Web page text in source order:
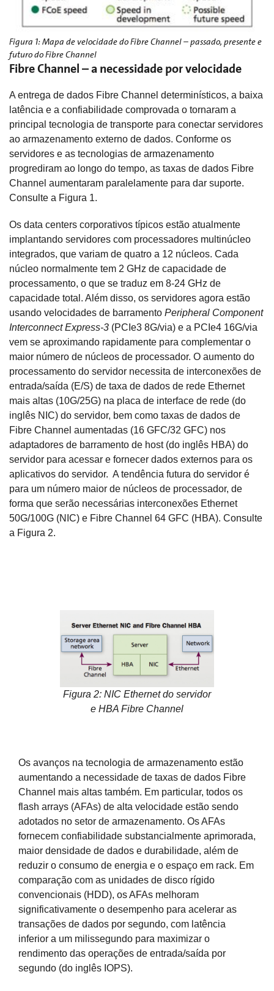
Figura 1: Mapa de velocidade do Fibre Channel – passado, presente e
futuro do Fibre Channel
Fibre Channel – a necessidade por velocidade
A entrega de dados Fibre Channel determinísticos, a baixa
latência e a confiabilidade comprovada o tornaram a
principal tecnologia de transporte para conectar servidores
ao armazenamento externo de dados. Conforme os
servidores e as tecnologias de armazenamento
progrediram ao longo do tempo, as taxas de dados Fibre
Channel aumentaram paralelamente para dar suporte.
Consulte a Figura 1.
Os data centers corporativos típicos estão atualmente
implantando servidores com processadores multinúcleo
integrados, que variam de quatro a 12 núcleos. Cada
núcleo normalmente tem 2 GHz de capacidade de
processamento, o que se traduz em 8-24 GHz de
capacidade total. Além disso, os servidores agora estão
usando velocidades de barramento Peripheral Component
Interconnect Express-3 (PCIe3 8G/via) e a PCIe4 16G/via
vem se aproximando rapidamente para complementar o
maior número de núcleos de processador. O aumento do
processamento do servidor necessita de interconexões de
entrada/saída (E/S) de taxa de dados de rede Ethernet
mais altas (10G/25G) na placa de interface de rede (do
inglês NIC) do servidor, bem como taxas de dados de
Fibre Channel aumentadas (16 GFC/32 GFC) nos
adaptadores de barramento de host (do inglês HBA) do
servidor para acessar e fornecer dados externos para os
aplicativos do servidor. A tendência futura do servidor é
para um número maior de núcleos de processador, de
forma que serão necessárias interconexões Ethernet
50G/100G (NIC) e Fibre Channel 64 GFC (HBA). Consulte
a Figura 2.
Figura 2: NIC Ethernet do servidor
e HBA Fibre Channel
Os avanços na tecnologia de armazenamento estão
aumentando a necessidade de taxas de dados Fibre
Channel mais altas também. Em particular, todos os
flash arrays (AFAs) de alta velocidade estão sendo
adotados no setor de armazenamento. Os AFAs
fornecem confiabilidade substancialmente aprimorada,
maior densidade de dados e durabilidade, além de
reduzir o consumo de energia e o espaço em rack. Em
comparação com as unidades de disco rígido
convencionais (HDD), os AFAs melhoram
significativamente o desempenho para acelerar as
transações de dados por segundo, com latência
inferior a um milissegundo para maximizar o
rendimento das operações de entrada/saída por
segundo (do inglês IOPS).